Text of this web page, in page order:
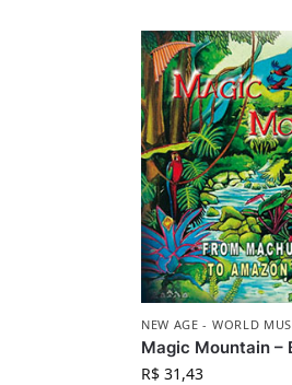
NEW AGE - WORLD
Magic Mountain –
R$31,43